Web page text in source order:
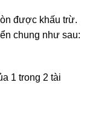
được khấu trừ.
chung như sau:
1 trong 2 tài